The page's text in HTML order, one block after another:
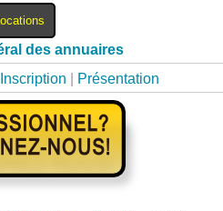
des annuaires
Inscription Présentation